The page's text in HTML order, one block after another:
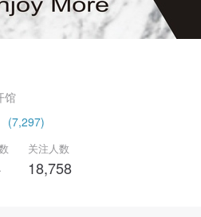
馆
(7,297)
关注人数
18,758